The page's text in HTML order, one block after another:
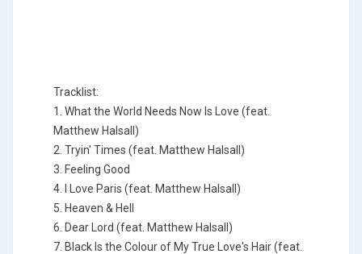
Tracklist:
1. What the World Needs Now Is Love (feat.
Matthew Halsall)
2. Tryin' Times (feat. Matthew Halsall)
3. Feeling Good
4. I Love Paris (feat. Matthew Halsall)
5. Heaven & Hell
6. Dear Lord (feat. Matthew Halsall)
7. Black Is the Colour of My True Love's Hair (feat.